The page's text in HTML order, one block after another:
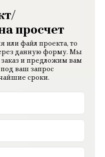
просчет
или файл проекта, то
данную форму. Мы
и предложим вам
ваш запрос
сроки.